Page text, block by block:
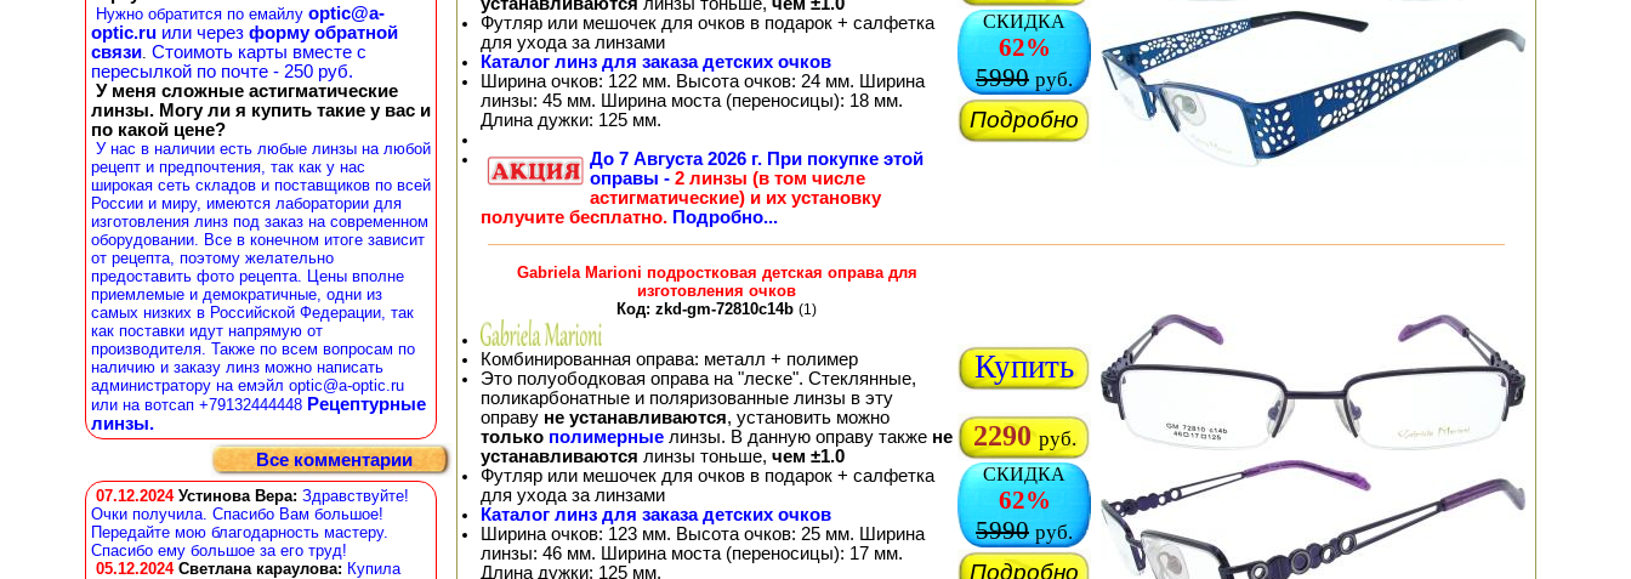
Нужно обратится по емайлу optic@a-
optic.ru или через форму обратной
связи. Стоимоть карты вместе с
пересылкой по почте - 250 руб.
У меня сложные астигматические
линзы. Могу ли я купить такие у вас и
по какой цене?
У нас в наличии есть любые линзы на любой
рецепт и предпочтения, так как у нас
широкая сеть складов и поставщиков по всей
России и миру, имеются лаборатории для
изготовления линз под заказ на современном
оборудовании. Все в конечном итоге зависит
от рецепта, поэтому желательно
предоставить фото рецепта. Цены вполне
приемлемые и демократичные, одни из
самых низких в Российской Федерации, так
как поставки идут напрямую от
производителя. Также по всем вопросам по
наличию и заказу линз можно написать
администратору на емэйл optic@a-optic.ru
или на вотсап +79132444448 Рецептурные
линзы.
Все комментарии
07.12.2024 Устинова Вера: Здравствуйте!
Очки получила. Спасибо Вам большое!
Передайте мою благодарность мастеру.
Спасибо ему большое за его труд!
05.12.2024 Светлана караулова: Купила
Футляр или мешочек для очков в подарок + салфетка
для ухода за линзами
Каталог линз для заказа детских очков
Ширина очков: 122 мм. Высота очков: 24 мм. Ширина
линзы: 45 мм. Ширина моста (переносицы): 18 мм.
Длина дужки: 125 мм.
До 7 Августа 2026 г. При покупке этой
оправы - 2 линзы (в том числе
астигматические) и их установку
получите бесплатно. Подробно...
СКИДКА
62%
5990 руб.
Подробно
Gabriela Marioni подростковая детская оправа для
изготовления очков
Код: zkd-gm-72810c14b (1)
Комбинированная оправа: металл + полимер
Это полуободковая оправа на "леске". Стеклянные,
поликарбонатные и поляризованные линзы в эту
оправу не устанавливаются, установить можно
только полимерные линзы. В данную оправу также не
устанавливаются линзы тоньше, чем ±1.0
Футляр или мешочек для очков в подарок + салфетка
для ухода за линзами
Каталог линз для заказа детских очков
Ширина очков: 123 мм. Высота очков: 25 мм. Ширина
линзы: 46 мм. Ширина моста (переносицы): 17 мм.
Длина дужки: 125 мм.
Купить
2290 руб.
СКИДКА
62%
5990 руб.
Подробно